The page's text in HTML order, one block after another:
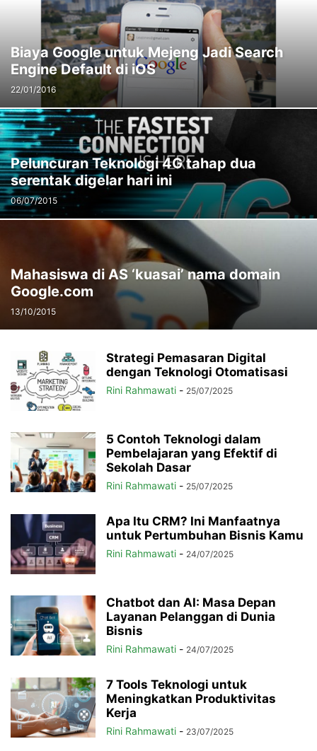
Biaya Google untuk Mejeng Jadi Search
Engine Default di iOS
22/01/2016
Peluncuran Teknologi 4G tahap dua
serentak digelar hari ini
06/07/2015
Mahasiswa di AS ‘kuasai’ nama domain
Google.com
13/10/2015
Strategi Pemasaran Digital
dengan Teknologi Otomatisasi
Rini Rahmawati - 25/07/2025
5 Contoh Teknologi dalam
Pembelajaran yang Efektif di
Sekolah Dasar
Rini Rahmawati - 25/07/2025
Apa Itu CRM? Ini Manfaatnya
untuk Pertumbuhan Bisnis Kamu
Rini Rahmawati - 24/07/2025
Chatbot dan AI: Masa Depan
Layanan Pelanggan di Dunia
Bisnis
Rini Rahmawati - 24/07/2025
7 Tools Teknologi untuk
Meningkatkan Produktivitas
Kerja
Rini Rahmawati - 23/07/2025